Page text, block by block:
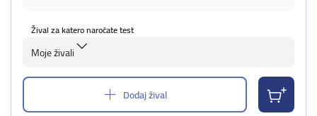
Žival za katero naročate test
Moje živali
Dodaj žival